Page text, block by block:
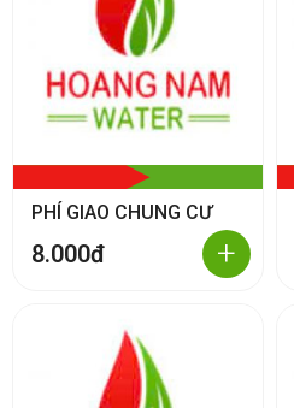
PHÍ GIAO CHUNG CƯ
8.000đ +